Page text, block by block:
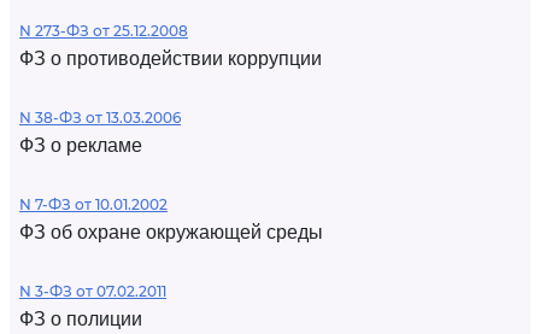
N 273-ФЗ от 25.12.2008
ФЗ о противодействии коррупции
N 38-ФЗ от 13.03.2006
ФЗ о рекламе
N 7-ФЗ от 10.01.2002
ФЗ об охране окружающей среды
N 3-ФЗ от 07.02.2011
ФЗ о полиции